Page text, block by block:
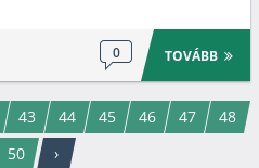
0 TOVÁBB
43 44 45 46 47
48
50 ›